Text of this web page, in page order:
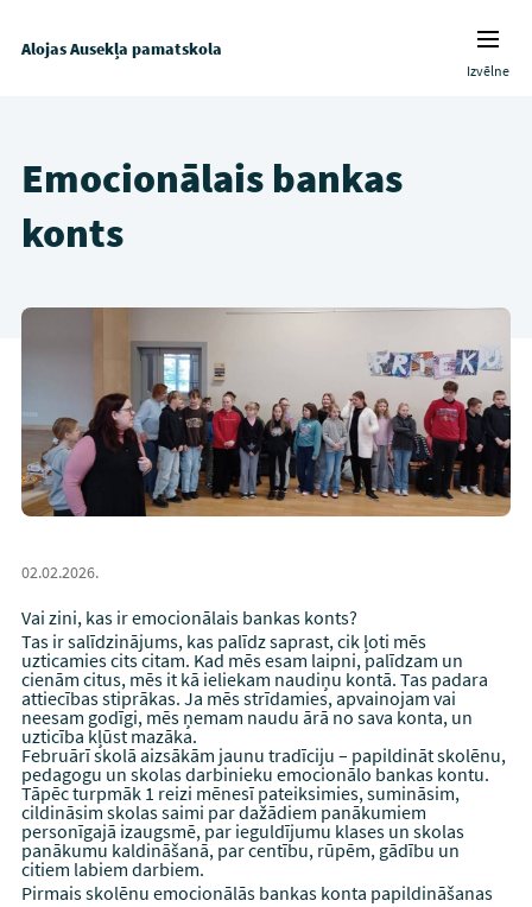
Alojas Ausekļa pamatskola
Izvēlne
Emocionālais bankas
konts
02.02.2026.
Vai zini, kas ir emocionālais bankas konts?
Tas ir salīdzinājums, kas palīdz saprast, cik ļoti mēs
uzticamies cits citam. Kad mēs esam laipni, palīdzam un
cienām citus, mēs it kā ieliekam naudiņu kontā. Tas padara
attiecības stiprākas. Ja mēs strīdamies, apvainojam vai
neesam godīgi, mēs ņemam naudu ārā no sava konta, un
uzticība kļūst mazāka.
Februārī skolā aizsākām jaunu tradīciju – papildināt skolēnu,
pedagogu un skolas darbinieku emocionālo bankas kontu.
Tāpēc turpmāk 1 reizi mēnesī pateiksimies, sumināsim,
cildināsim skolas saimi par dažādiem panākumiem
personīgajā izaugsmē, par ieguldījumu klases un skolas
panākumu kaldināšanā, par centību, rūpēm, gādību un
citiem labiem darbiem.
Pirmais skolēnu emocionālās bankas konta papildināšanas